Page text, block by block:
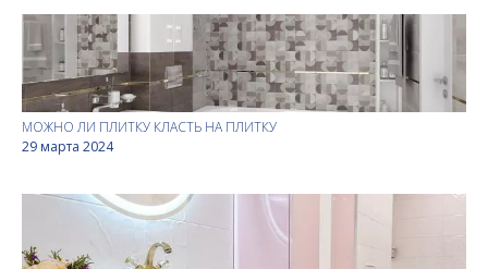
МОЖНО ЛИ ПЛИТКУ КЛАСТЬ НА ПЛИТКУ
29 марта 2024